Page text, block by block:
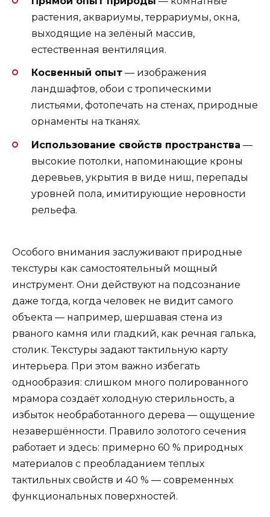
растения, аквариумы, террариумы, окна,
выходящие на зелёный массив,
естественная вентиляция.
Косвенный опыт — изображения
ландшафтов, обои с тропическими
листьями, фотопечать на стенах, природные
орнаменты на тканях.
Использование свойств пространства —
высокие потолки, напоминающие кроны
деревьев, укрытия в виде ниш, перепады
уровней пола, имитирующие неровности
рельефа.
Особого внимания заслуживают природные
текстуры как самостоятельный мощный
инструмент. Они действуют на подсознание
даже тогда, когда человек не видит самого
объекта — например, шершавая стена из
рваного камня или гладкий, как речная галька,
столик. Текстуры задают тактильную карту
интерьера. При этом важно избегать
однообразия: слишком много полированного
мрамора создаёт холодную стерильность, а
избыток необработанного дерева — ощущение
незавершённости. Правило золотого сечения
работает и здесь: примерно 60 % природных
материалов с преобладанием тёплых
тактильных свойств и 40 % — современных
функциональных поверхностей.